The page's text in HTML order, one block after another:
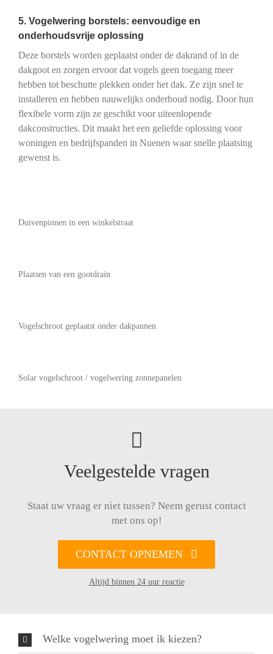
5. Vogelwering borstels: eenvoudige en
onderhoudsvrije oplossing
Deze borstels worden geplaatst onder de dakrand of in de
dakgoot en zorgen ervoor dat vogels geen toegang meer
hebben tot beschutte plekken onder het dak. Ze zijn snel te
installeren en hebben nauwelijks onderhoud nodig. Door hun
flexibele vorm zijn ze geschikt voor uiteenlopende
dakconstructies. Dit maakt het een geliefde oplossing voor
woningen en bedrijfspanden in Nuenen waar snelle plaatsing
gewenst is.
Duivenpinnen in een winkelstraat
Plaatsen van een gootdrain
Vogelschroot geplaatst onder dakpannen
Solar vogelschroot / vogelwering zonnepanelen
Veelgestelde vragen
Staat uw vraag er niet tussen? Neem gerust contact
met ons op!
CONTACT OPNEMEN
Altijd binnen 24 uur reactie
Welke vogelwering moet ik kiezen?